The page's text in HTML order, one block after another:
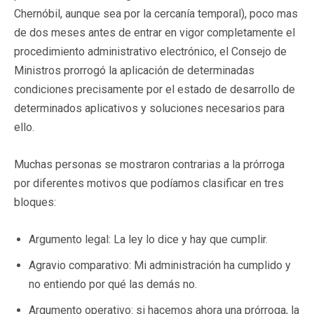
Chernóbil, aunque sea por la cercanía temporal), poco mas
de dos meses antes de entrar en vigor completamente el
procedimiento administrativo electrónico, el Consejo de
Ministros prorrogó la aplicación de determinadas
condiciones precisamente por el estado de desarrollo de
determinados aplicativos y soluciones necesarios para
ello.
Muchas personas se mostraron contrarias a la prórroga
por diferentes motivos que podíamos clasificar en tres
bloques:
Argumento legal: La ley lo dice y hay que cumplir.
Agravio comparativo: Mi administración ha cumplido y
no entiendo por qué las demás no.
Argumento operativo: si hacemos ahora una prórroga, la